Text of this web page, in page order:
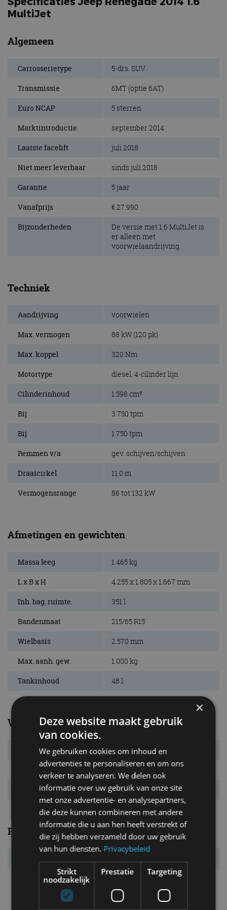
MultiJet
Algemeen
Carrosserietype 5-drs. SUV
Transmissie 6MT (optie 6AT)
Euro NCAP 5 sterren
Marktintroductie september 2014
Laatste facelift juli 2018
Niet meer leverbaar sinds juli 2018
Garantie 5 jaar
Vanafprijs € 27.990
Bijzonderheden
De versie met 1.6 MultiJet is
er alleen met
voorwielaandrijving.
Techniek
Aandrijving voorwielen
Max. vermogen 88 kW (120 pk)
Max. koppel 320 Nm
Motortype diesel, 4-cilinder lijn
Cilinderinhoud 1.598 cm³
Bij 3.750 tpm
Bij 1.750 tpm
Remmen v/a gev. schijven/schijven
Draaicirkel 11,0 m
Vermogensrange 88 tot 132 kW
Afmetingen en gewichten
Massa leeg 1.465 kg
L x B x H 4.255 x 1.805 x 1.667 mm
Inh. bag. ruimte. 351 l
Bandenmaat 215/65 R15
Wielbasis 2.570 mm
Max. aanh. gew. 1.000 kg
Tankinhoud 48 l
Verbruik
Verbr. gecomb. 4,4 l/100km
CO₂-emissie 115 g/km
Energielabel F
Prestaties
Topsnelheid
×
Deze website maakt gebruik
van cookies.
We gebruiken cookies om inhoud en
advertenties te personaliseren en om ons
verkeer te analyseren. We delen ook
informatie over uw gebruik van onze site
met onze advertentie- en analysepartners,
die deze kunnen combineren met andere
informatie die u aan hen heeft verstrekt of
die zij hebben verzameld door uw gebruik
van hun diensten. Privacybeleid
Strikt
noodzakelijk
Prestatie Targeting